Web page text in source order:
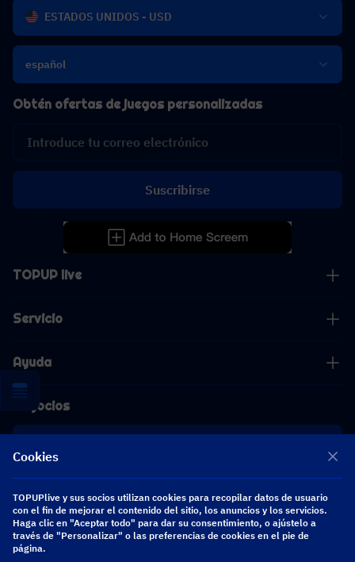
ESTADOS UNIDOS - USD
español
TOPUP live
Servicio
Ayuda
Negocios
[email protected]
[email protected]
Obtén ofertas de juegos personalizadas
Suscribirse
Síguenos
Cookies
TOPUPlive y sus socios utilizan cookies para recopilar datos de usuario
con el fin de mejorar el contenido del sitio, los anuncios y los servicios.
Haga clic en "Aceptar todo" para dar su consentimiento, o ajústelo a
través de "Personalizar" o las preferencias de cookies en el pie de
página.